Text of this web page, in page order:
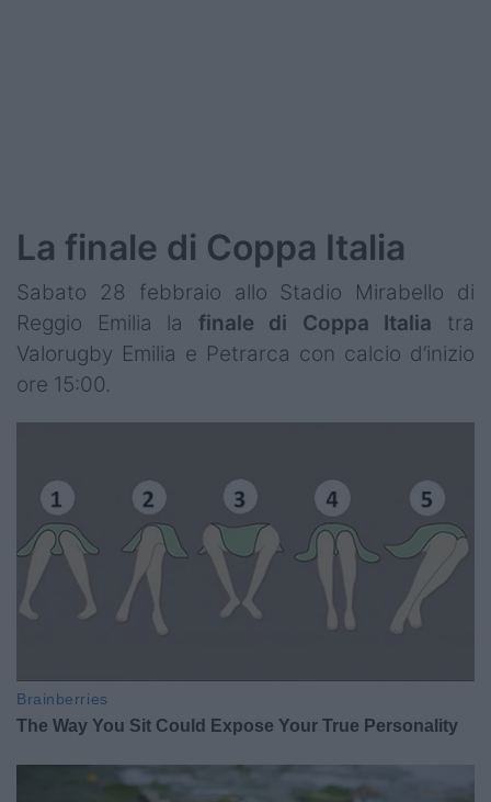
La finale di Coppa Italia
Sabato 28 febbraio allo Stadio Mirabello di
Reggio Emilia la finale di Coppa Italia tra
Valorugby Emilia e Petrarca con calcio d’inizio
ore 15:00.